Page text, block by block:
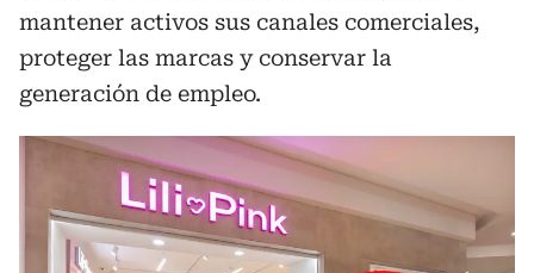
mantener activos sus canales comerciales,
proteger las marcas y conservar la
generación de empleo.